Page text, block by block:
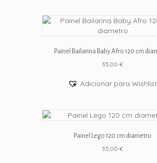
Painel Bailarina Baby Afro 120 cm
35,00 €
Adicionar para Wishlist
Painel Lego 120 cm diametro
35,00 €